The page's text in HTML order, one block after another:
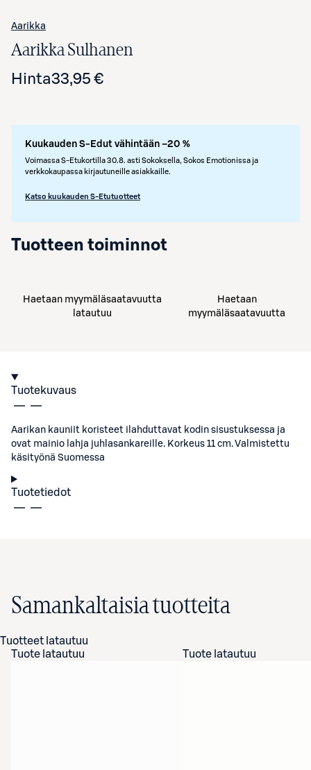
Aarikka
Aarikka Sulhanen
Hinta33,95 €
Kuukauden S-Edut vähintään –20 %
Voimassa S-Etukortilla 30.8. asti Sokoksella, Sokos Emotionissa ja
verkkokaupassa kirjautuneille asiakkaille.
Katso kuukauden S-Etutuotteet
Tuotteen toiminnot
Haetaan myymäläsaatavuutta
latautuu
Haetaan
myymäläsaatavuutta
Tuotekuvaus
Aarikan kauniit koristeet ilahduttavat kodin sisustuksessa ja
ovat mainio lahja juhlasankareille. Korkeus 11 cm. Valmistettu
käsityönä Suomessa
Tuotetiedot
Samankaltaisia tuotteita
Tuotteet latautuu
Tuote latautuu
Tuote latautuu